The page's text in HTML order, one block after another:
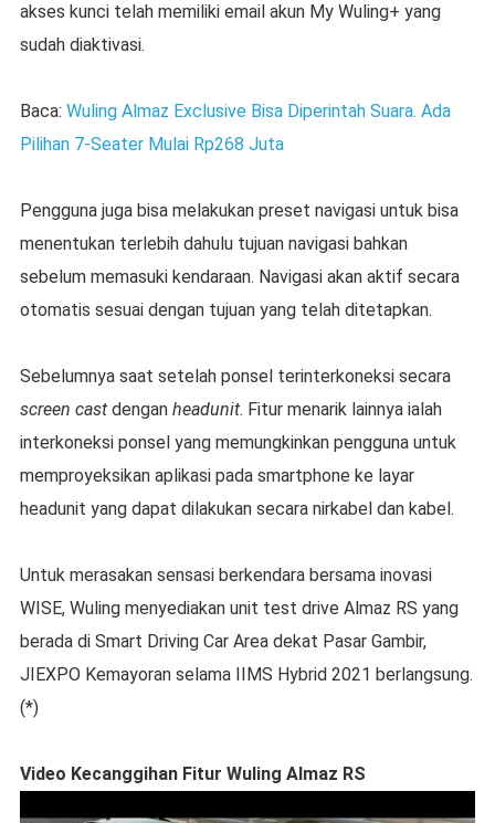
akses kunci telah memiliki email akun My Wuling+ yang
sudah diaktivasi.
Baca: Wuling Almaz Exclusive Bisa Diperintah Suara. Ada
Pilihan 7-Seater Mulai Rp268 Juta
Pengguna juga bisa melakukan preset navigasi untuk bisa
menentukan terlebih dahulu tujuan navigasi bahkan
sebelum memasuki kendaraan. Navigasi akan aktif secara
otomatis sesuai dengan tujuan yang telah ditetapkan.
Sebelumnya saat setelah ponsel terinterkoneksi secara
screen castdengan headunit. Fitur menarik lainnya ialah
interkoneksi ponsel yang memungkinkan pengguna untuk
memproyeksikan aplikasi pada smartphone ke layar
headunit yang dapat dilakukan secara nirkabel dan kabel.
Untuk merasakan sensasi berkendara bersama inovasi
WISE, Wuling menyediakan unit test drive Almaz RS yang
berada di Smart Driving Car Area dekat Pasar Gambir,
JIEXPO Kemayoran selama IIMS Hybrid 2021 berlangsung.
(*)
Video Kecanggihan Fitur Wuling Almaz RS